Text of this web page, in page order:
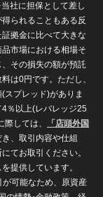
社に担保として差し
られることもある反
拠金に比べて大きな
市場における相場そ
その損失の額が預託
は0円です。ただし、
スプレッド)がありま
％以上(レバレッジ25
しては、
「店頭外国
、取引内容や仕組
てお取引ください。
提供しています。
可能なため、原資産